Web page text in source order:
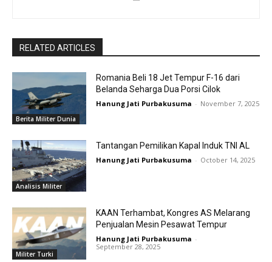
RELATED ARTICLES
Berita Militer Dunia
Romania Beli 18 Jet Tempur F-16 dari
Belanda Seharga Dua Porsi Cilok
Hanung Jati Purbakusuma - November 7, 2025
Analisis Militer
Tantangan Pemilikan Kapal Induk TNI AL
Hanung Jati Purbakusuma - October 14, 2025
Militer Turki
KAAN Terhambat, Kongres AS Melarang
Penjualan Mesin Pesawat Tempur
Hanung Jati Purbakusuma -
September 28, 2025